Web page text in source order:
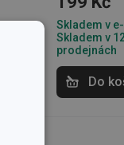
Skladem v
Skladem v
prodejnách
Do